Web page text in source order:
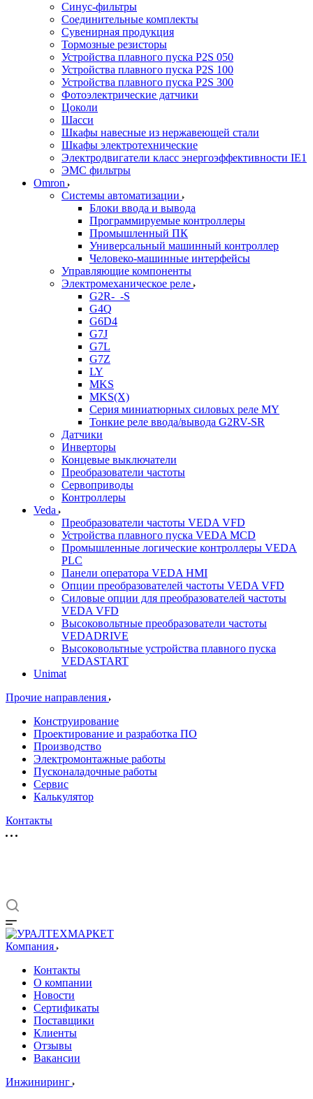
Синус-фильтры
Соединительные комплекты
Сувенирная продукция
Тормозные резисторы
Устройства плавного пуска P2S 050
Устройства плавного пуска P2S 100
Устройства плавного пуска P2S 300
Фотоэлектрические датчики
Цоколи
Шасси
Шкафы навесные из нержавеющей стали
Шкафы электротехнические
Электродвигатели класс энергоэффективности IE1
ЭМС фильтры
Omron
Системы автоматизации
Блоки ввода и вывода
Программируемые контроллеры
Промышленный ПК
Универсальный машинный контроллер
Человеко-машинные интерфейсы
Управляющие компоненты
Электромеханическое реле
G2R-_-S
G4Q
G6D4
G7J
G7L
G7Z
LY
MKS
MKS(X)
Серия миниатюрных силовых реле MY
Тонкие реле ввода/вывода G2RV-SR
Датчики
Инверторы
Концевые выключатели
Преобразователи частоты
Сервоприводы
Контроллеры
Veda
Преобразователи частоты VEDA VFD
Устройства плавного пуска VEDA MCD
Промышленные логические контроллеры VEDA
PLC
Панели оператора VEDA HMI
Опции преобразователей частоты VEDA VFD
Силовые опции для преобразователей частоты
VEDA VFD
Высоковольтные преобразователи частоты
VEDADRIVE
Высоковольтные устройства плавного пуска
VEDASTART
Unimat
Прочие направления
Конструирование
Проектирование и разработка ПО
Производство
Электромонтажные работы
Пусконаладочные работы
Сервис
Калькулятор
Контакты
Компания
Контакты
О компании
Новости
Сертификаты
Поставщики
Клиенты
Отзывы
Вакансии
Инжиниринг